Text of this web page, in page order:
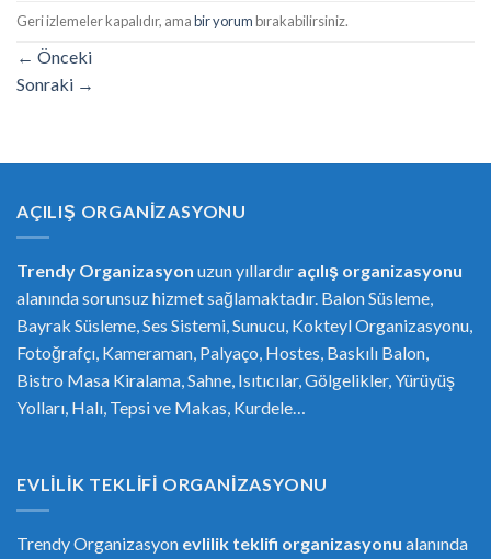
Geri izlemeler kapalıdır, amabir yorumbırakabilirsiniz.
← Önceki
Sonraki →
AÇILIŞ ORGANIZASYONU
Trendy Organizasyon uzun yıllardır açılış organizasyonu
alanında sorunsuz hizmet sağlamaktadır. Balon Süsleme,
Bayrak Süsleme, Ses Sistemi, Sunucu, Kokteyl Organizasyonu,
Fotoğrafçı, Kameraman, Palyaço, Hostes, Baskılı Balon,
Bistro Masa Kiralama, Sahne, Isıtıcılar, Gölgelikler, Yürüyüş
Yolları, Halı, Tepsi ve Makas, Kurdele…
EVLILIK TEKLIFI ORGANIZASYONU
Trendy Organizasyon evlilik teklifi organizasyonu alanında